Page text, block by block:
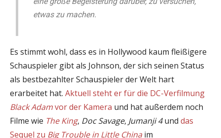
etwas zu machen.
Es stimmt wohl, dass es in Hollywood kaum fleißigere
Schauspieler gibt als Johnson, der sich seinen Status
als bestbezahlter Schauspieler der Welt hart
erarbeitet hat. Aktuell steht er für die DC-Verfilmung
Black Adamvor der Kamera und hat außerdem noch
Filme wie The King, Doc Savage, Jumanji 4und das
Sequel zu Big Trouble in Little China im